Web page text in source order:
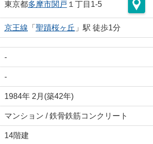
東京都多摩市関戸 １丁目1-5
京王線 「 聖蹟桜ヶ丘 」駅 徒歩1分
-
-
1984年 2月(築42年)
マンション / 鉄骨鉄筋コンクリート
14階建